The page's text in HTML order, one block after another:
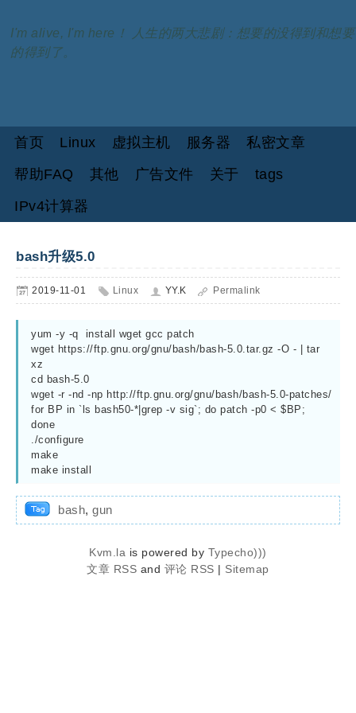
I'm alive, I'm here！ 人生的两大悲剧：想要的没得到和想要
的得到了。
首页 Linux 虚拟主机 服务器
私密文章
帮助FAQ
其他 广告文件 关于
tags
IPv4计算器
bash升级5.0
2019-11-01 Linux YY.K Permalink
yum -y -q  install wget gcc patch
wget https://ftp.gnu.org/gnu/bash/bash-5.0.tar.gz -O - | tar
xz
cd bash-5.0
wget -r -nd -np http://ftp.gnu.org/gnu/bash/bash-5.0-patches/
for BP in `ls bash50-*|grep -v sig`; do patch -p0 < $BP;
done
./configure
make
bash, gun
Kvm.la is powered by Typecho)))
文章 RSS and 评论 RSS | Sitemap